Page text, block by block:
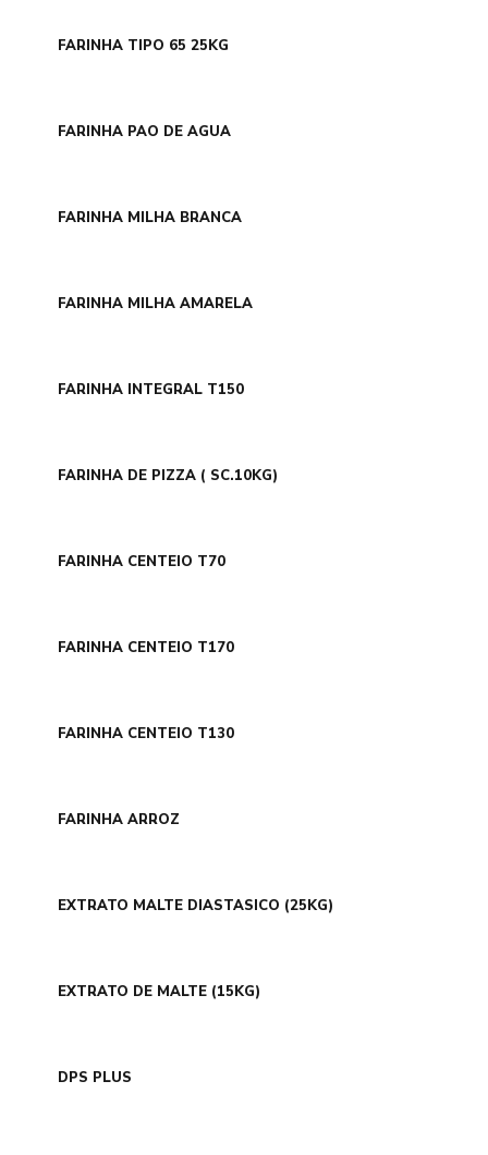
FARINHA TIPO 65 25KG
FARINHA PAO DE AGUA
FARINHA MILHA BRANCA
FARINHA MILHA AMARELA
FARINHA INTEGRAL T150
FARINHA DE PIZZA ( SC.10KG)
FARINHA CENTEIO T70
FARINHA CENTEIO T170
FARINHA CENTEIO T130
FARINHA ARROZ
EXTRATO MALTE DIASTASICO (25KG)
EXTRATO DE MALTE (15KG)
DPS PLUS